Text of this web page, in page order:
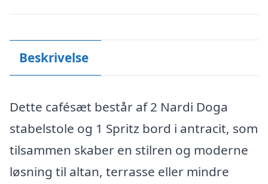
Beskrivelse
Dette cafésæt består af 2 Nardi Doga
stabelstole og 1 Spritz bord i antracit, som
tilsammen skaber en stilren og moderne
løsning til altan, terrasse eller mindre